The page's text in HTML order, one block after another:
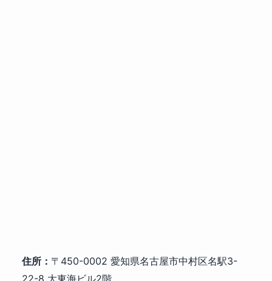
住所： 〒450-0002 愛知県名古屋市中村区名駅3-